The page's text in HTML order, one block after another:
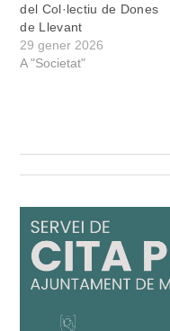
del Col·lectiu de Dones
de Llevant
29 gener 2026
A "Societat"